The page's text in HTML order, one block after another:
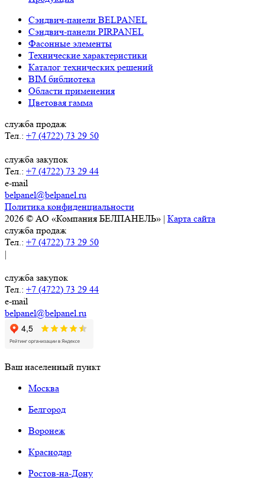
Сэндвич-панели BELPANEL
Сэндвич-панели PIRPANEL
Фасонные элементы
Технические характеристики
Каталог технических решений
BIM библиотека
Области применения
Цветовая гамма
служба продаж
Тел.: +7 (4722) 73 29 50
служба закупок
Тел.: +7 (4722) 73 29 44
e-mail
belpanel@belpanel.ru
Политика конфиденциальности
2026 © АО «Компания БЕЛПАНЕЛЬ» | Карта сайта
служба продаж
Тел.: +7 (4722) 73 29 50
|
служба закупок
Тел.: +7 (4722) 73 29 44
e-mail
belpanel@belpanel.ru
Ваш населенный пункт
Москва
Белгород
Воронеж
Краснодар
Ростов-на-Дону